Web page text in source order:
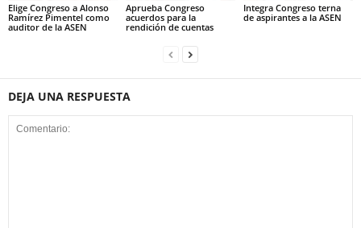
Elige Congreso a Alonso
Ramírez Pimentel como
auditor de la ASEN
Aprueba Congreso
acuerdos para la
rendición de cuentas
Integra Congreso terna
de aspirantes a la ASEN
DEJA UNA RESPUESTA